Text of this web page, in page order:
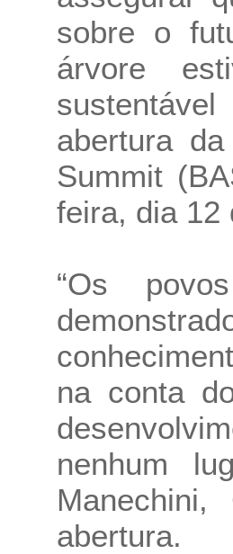
sobre o
árvore
abertura
Summit
feira, dia 12
“Os
na conta
nenhum
abertura.